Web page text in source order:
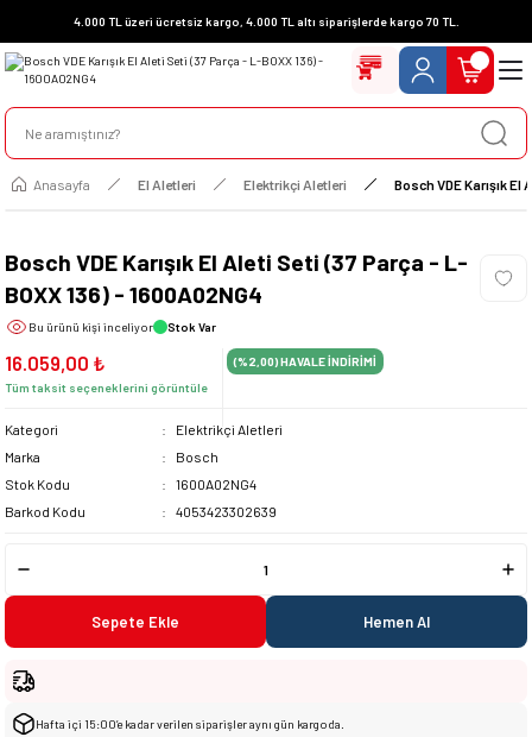
4.000 TL üzeri ücretsiz kargo, 4.000 TL altı siparişlerde kargo 70 TL.
Anasayfa El Aletleri Elektrikçi Aletleri Bosch VDE Karışık
Bosch VDE Karışık El Aleti Seti (37 Parça - L-
BOXX 136) - 1600A02NG4
Bu ürünü kişi inceliyor Stok Var
16.059,00 ₺
Tüm taksit seçeneklerini görüntüle
(%2,00)HAVALE İNDİRİMİ
Kategori
Elektrikçi Aletleri
Marka
Bosch
Stok Kodu
1600A02NG4
Barkod Kodu
4053423302639
Sepete Ekle Hemen Al
Hafta içi 15:00’e kadar verilen siparişler aynı gün kargoda.